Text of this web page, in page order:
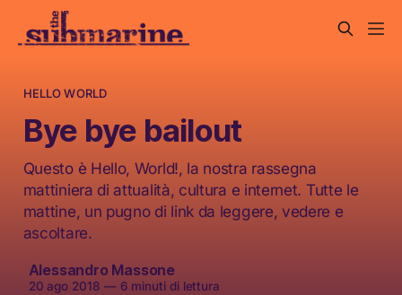
HELLO WORLD
Bye bye bailout
Questo è Hello, World!, la nostra rassegna
mattiniera di attualità, cultura e internet. Tutte le
mattine, un pugno di link da leggere, vedere e
ascoltare.
Alessandro Massone
20 ago 2018 —6 minuti di lettura